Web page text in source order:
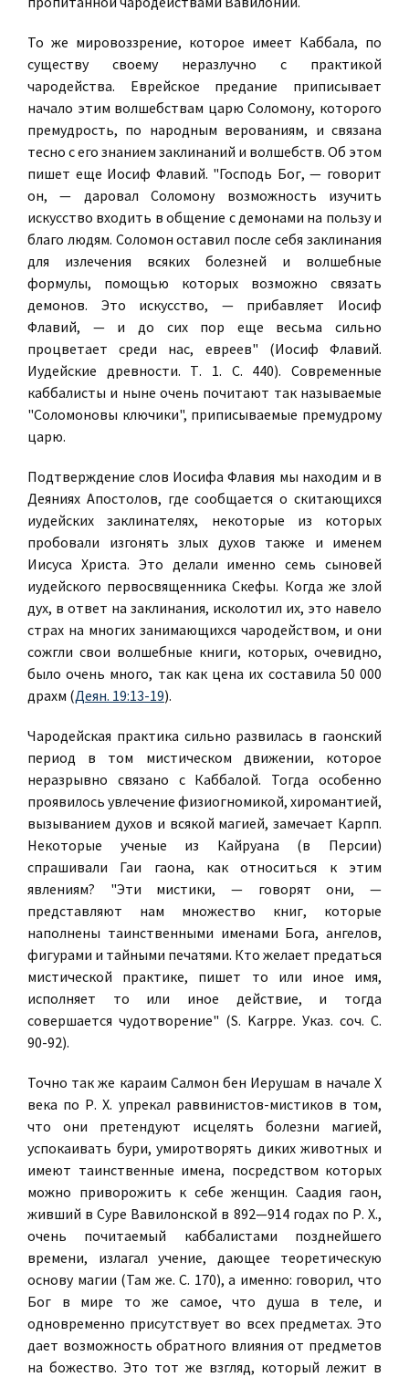
То же мировоззрение, которое имеет Каббала, по
существу своему неразлучно с практикой
чародейства. Еврейское предание приписывает
начало этим волшебствам царю Соломону, которого
премудрость, по народным верованиям, и связана
тесно с его знанием заклинаний и волшебств. Об этом
пишет еще Иосиф Флавий. "Господь Бог, — говорит
он, — даровал Соломону возможность изучить
искусство входить в общение с демонами на пользу и
благо людям. Соломон оставил после себя заклинания
для излечения всяких болезней и волшебные
формулы, помощью которых возможно связать
демонов. Это искусство, — прибавляет Иосиф
Флавий, — и до сих пор еще весьма сильно
процветает среди нас, евреев" (Иосиф Флавий.
Иудейские древности. Т. 1. С. 440). Современные
каббалисты и ныне очень почитают так называемые
"Соломоновы ключики", приписываемые премудрому
царю.
Подтверждение слов Иосифа Флавия мы находим и в
Деяниях Апостолов, где сообщается о скитающихся
иудейских заклинателях, некоторые из которых
пробовали изгонять злых духов также и именем
Иисуса Христа. Это делали именно семь сыновей
иудейского первосвященника Скефы. Когда же злой
дух, в ответ на заклинания, исколотил их, это навело
страх на многих занимающихся чародейством, и они
сожгли свои волшебные книги, которых, очевидно,
было очень много, так как цена их составила 50 000
драхм (Деян. 19:13-19).
Чародейская практика сильно развилась в гаонский
период в том мистическом движении, которое
неразрывно связано с Каббалой. Тогда особенно
проявилось увлечение физиогномикой, хиромантией,
вызыванием духов и всякой магией, замечает Карпп.
Некоторые ученые из Кайруана (в Персии)
спрашивали Гаи гаона, как относиться к этим
явлениям? "Эти мистики, — говорят они, —
представляют нам множество книг, которые
наполнены таинственными именами Бога, ангелов,
фигурами и тайными печатями. Кто желает предаться
мистической практике, пишет то или иное имя,
исполняет то или иное действие, и тогда
совершается чудотворение" (S. Karppe. Указ. соч. С.
90-92).
Точно так же караим Салмон бен Иерушам в начале Х
века по Р. X. упрекал раввинистов-мистиков в том,
что они претендуют исцелять болезни магией,
успокаивать бури, умиротворять диких животных и
имеют таинственные имена, посредством которых
можно приворожить к себе женщин. Саадия гаон,
живший в Суре Вавилонской в 892—914 годах по Р. X.,
очень почитаемый каббалистами позднейшего
времени, излагал учение, дающее теоретическую
основу магии (Там же. С. 170), а именно: говорил, что
Бог в мире то же самое, что душа в теле, и
одновременно присутствует во всех предметах. Это
дает возможность обратного влияния от предметов
на божество. Это тот же взгляд, который лежит в